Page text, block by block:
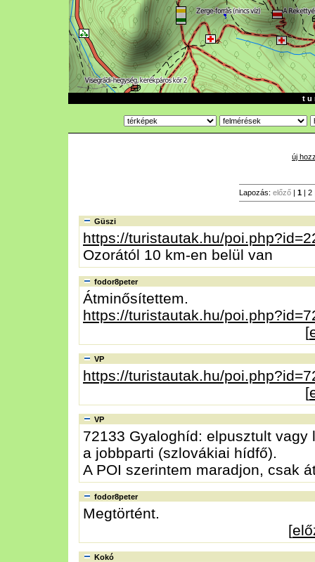
t u
új
Lapozás: előző | 1 | 2
Güszi
https://turistautak.hu/
Ozorától 10 km-en belül van
fodor8peter
Átminősítettem.
https://turistautak.hu/
[
VP
https://turistautak.hu/
[
VP
72133 Gyaloghíd: elpusztult
a jobbparti (szlovákiai hídfő).
A POI szerintem maradjon, csak
fodor8peter
Megtörtént.
[
Kokó